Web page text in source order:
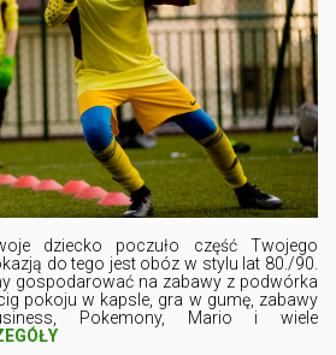
dziecko poczuło część Twojego
do tego jest obóz w stylu lat 80./90.
gospodarować na zabawy z podwórka
pokoju w kapsle, gra w gumę, zabawy
Pokemony, Mario i wiele